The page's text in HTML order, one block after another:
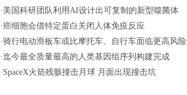
· 美国科研团队利用AI设计出可复制的新型噬菌体
·癌细胞会借特定蛋白关闭人体免疫反应
·骑行电动滑板车或比摩托车、自行车面临更高风险
·迄今最全质量最高的人类基因组序列构建完成
· SpaceX火箭残骸撞击月球 月面出现撞击坑